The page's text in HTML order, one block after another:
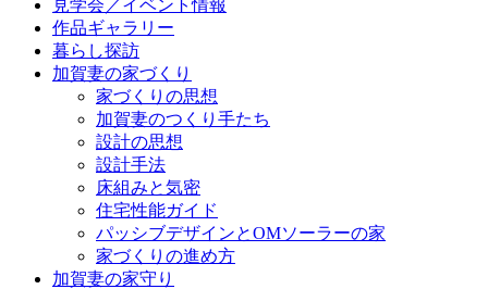
見学会／イベント情報
作品ギャラリー
暮らし探訪
加賀妻の家づくり
家づくりの思想
加賀妻のつくり手たち
設計の思想
設計手法
床組みと気密
住宅性能ガイド
パッシブデザインとOMソーラーの家
家づくりの進め方
加賀妻の家守り